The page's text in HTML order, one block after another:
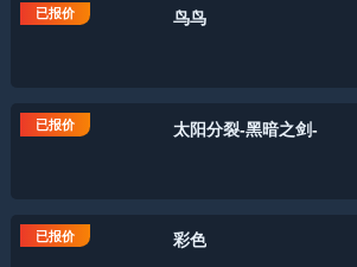
已报价 鸟鸟
已报价 太阳分裂-黑暗之剑-
已报价 彩色